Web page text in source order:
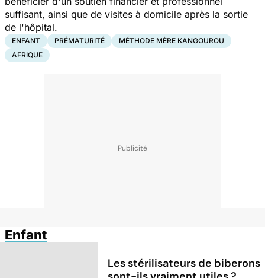
suffisant, ainsi que de visites à domicile après la sortie
de l'hôpital.
ENFANT PRÉMATURITÉ
MÉTHODE MÈRE KANGOUROU
AFRIQUE
Enfant
Les stérilisateurs de biberons